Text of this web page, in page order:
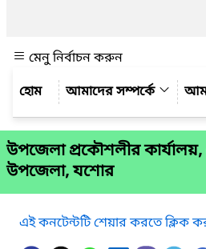
মেনু নির্বাচন করুন
আমাদের সম্পর্কে
উপজেলা প্রকৌশলীর
উপজেলা, যশোর
এই কনটেন্টটি শেয়ার করতে ক্লিক